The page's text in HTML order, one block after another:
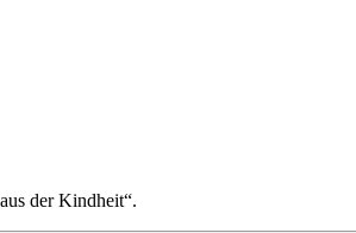
der Kindheit“.